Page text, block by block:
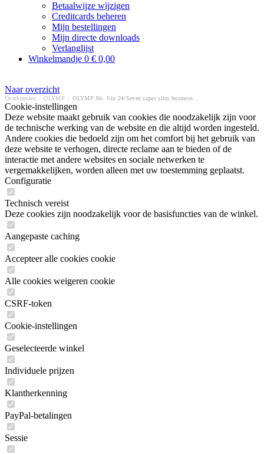
Betaalwijze wijzigen
Creditcards beheren
Mijn bestellingen
Mijn directe downloads
Verlanglijst
Winkelmandje 0 € 0,00
Naar overzicht
Overhemden OLYMP
Cookie-instellingen
Deze website maakt gebruik van cookies die noodzakelijk zijn voor
de technische werking van de website en die altijd worden ingesteld.
Andere cookies die bedoeld zijn om het comfort bij het gebruik van
deze website te verhogen, directe reclame aan te bieden of de
interactie met andere websites en sociale netwerken te
vergemakkelijken, worden alleen met uw toestemming geplaatst.
Configuratie
Technisch vereist
Deze cookies zijn noodzakelijk voor de basisfuncties van de winkel.
Aangepaste caching
Accepteer alle cookies cookie
Alle cookies weigeren cookie
CSRF-token
Cookie-instellingen
Geselecteerde winkel
Individuele prijzen
Klantherkenning
PayPal-betalingen
Sessie